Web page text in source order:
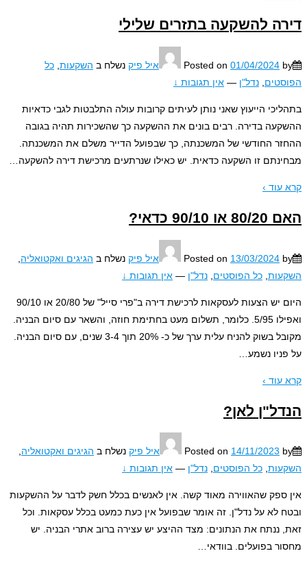
להשקעה בתזרים שלילי
Posted on01/04/2024 איל פיק נשלח בהשקעות,כל
,נדל"ן — אין תגובות ↓
הייעוץ שאני נותן לעיתים קרובות עולה התלבטות לגבי כדאיות
בדירה. רבים בונים את ההשקעה כך שהשכירות תהיה בגובה
החודשי של המשכנתה, כך שבפועל הדייר משלם את המשכנתה.
זו השקעה כדאית. יש כאילו שנרתעים מרכישת דירה להשקעה…
›
10 כדאי?
Posted on13/03/2024 איל פיק נשלח בהגיגים ואקטואליה,
,כל הפוסטים,נדל"ן — אין תגובות ↓
היום יש הצעות לעסקאות לרכישת דירה ב"פרי סייל" של 20/80 או 90/10
ואפילו 5/95. כלומר, תשלום מעט בחתימת חוזה, והשאר עם סיום הבניה.
מקובל בשוק להניח עלית ערך של כ- 20% תוך 3-4 שנים, עם סיום הבניה.
נשמע…
›
לאן?
Posted on14/11/2023 איל פיק נשלח בהגיגים ואקטואליה,
,כל הפוסטים,נדל"ן — אין תגובות ↓
שהאווירה מאוד קשה. אין לאנשים בכלל חשק לדבר על ההשקעות
לא על נדל"ן. זה אומר שבפועל אין כעת כמעט בכלל עסקאות. וכל
ננתח את הנתונים: מצד ההיצע יש עצירה ברוב אתרי הבניה. יש
בפועלים. בוודאי…